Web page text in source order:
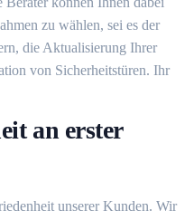
zu wählen, sei es der
die Aktualisierung Ihrer
von Sicherheitstüren. Ihr
an erster
unserer Kunden. Wir